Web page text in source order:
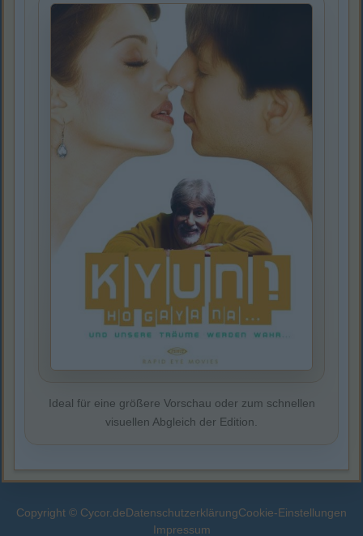
Ideal für eine größere Vorschau oder zum schnellen
visuellen Abgleich der Edition.
Copyright © Cycor.deDatenschutzerklärungCookie-Einstellungen
Impressum